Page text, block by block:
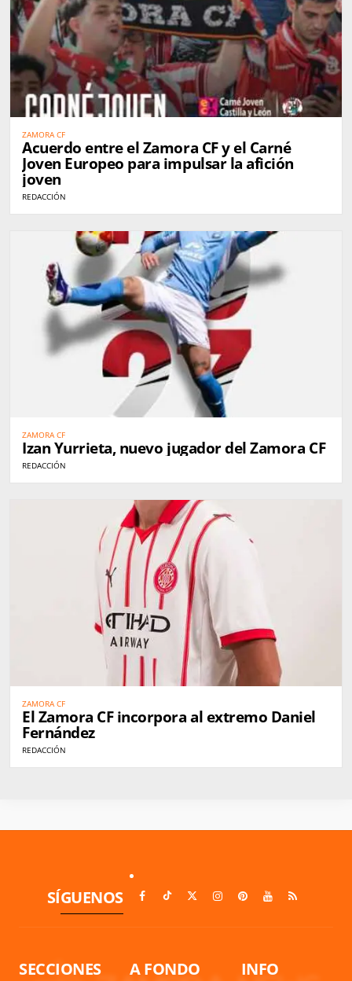
ZAMORA CF
Acuerdo entre el Zamora CF y el Carné
Joven Europeo para impulsar la afición
joven
REDACCIÓN
ZAMORA CF
Izan Yurrieta, nuevo jugador del Zamora CF
REDACCIÓN
ZAMORA CF
El Zamora CF incorpora al extremo Daniel
Fernández
REDACCIÓN
SÍGUENOS
SECCIONES A FONDO INFO